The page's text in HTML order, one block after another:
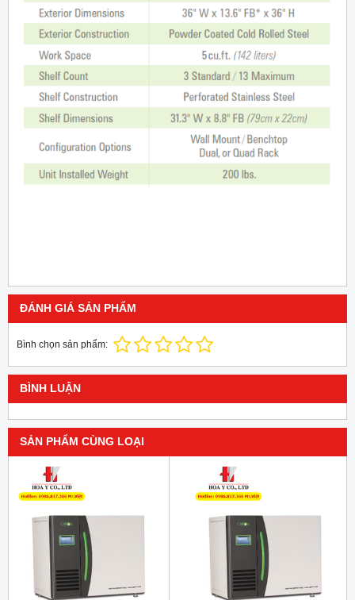
ĐÁNH GIÁ SẢN PHẨM
Bình chọn sản phẩm:
BÌNH LUẬN
SẢN PHẨM CÙNG LOẠI